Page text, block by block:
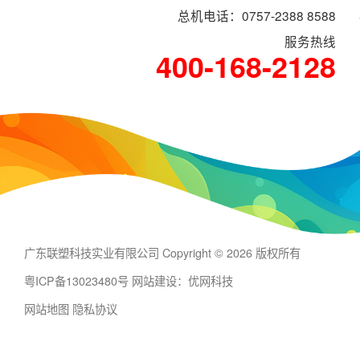
总机电话：0757-2388 8588
服务热线
400-168-2128
广东联塑科技实业有限公司 Copyright © 2026 版权所有
粤ICP备13023480号 网站建设：优网科技
网站地图 隐私协议